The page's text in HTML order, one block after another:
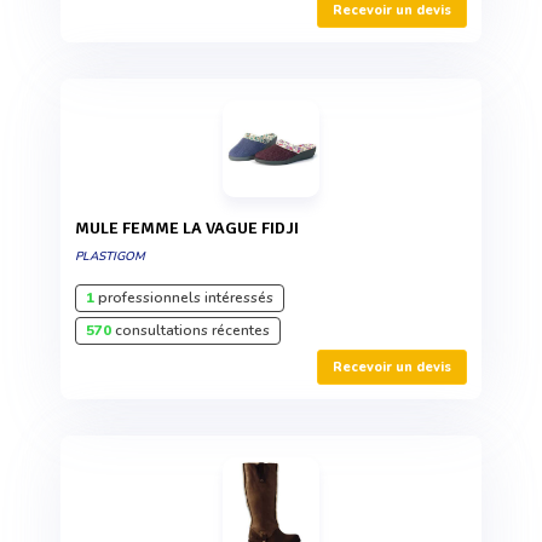
Recevoir un devis
MULE FEMME LA VAGUE FIDJI
PLASTIGOM
1professionnels intéressés
570consultations récentes
Recevoir un devis